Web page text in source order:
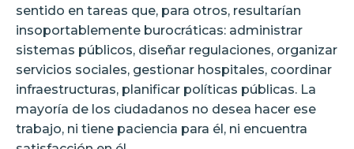
sentido en tareas que, para otros, resultarían
insoportablemente burocráticas: administrar
sistemas públicos, diseñar regulaciones, organizar
servicios sociales, gestionar hospitales, coordinar
infraestructuras, planificar políticas públicas. La
mayoría de los ciudadanos no desea hacer ese
trabajo, ni tiene paciencia para él, ni encuentra